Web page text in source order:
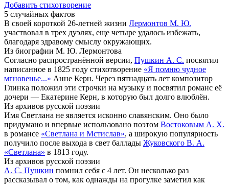
Добавить стихотворение
5 случайных фактов
В своей короткой 26-летней жизни Лермонтов М. Ю.
участвовал в трех дуэлях, еще четыре удалось избежать,
благодаря здравому смыслу окружающих.
Из биографии М. Ю. Лермонтова
Согласно распространённой версии, Пушкин А. С. посвятил
написанное в 1825 году стихотворение «Я помню чудное
мгновенье...» Анне Керн. Через пятнадцать лет композитор
Глинка положил эти строчки на музыку и посвятил романс её
дочери — Екатерине Керн, в которую был долго влюблён.
Из архивов русской поэзии
Имя Светлана не является исконно славянским. Оно было
придумано и впервые использовано поэтом Востоковым А. Х.
в романсе «Светлана и Мстислав», а широкую популярность
получило после выхода в свет баллады Жуковского В. А.
«Светлана» в 1813 году.
Из архивов русской поэзии
А. С. Пушкин помнил себя с 4 лет. Он несколько раз
рассказывал о том, как однажды на прогулке заметил как